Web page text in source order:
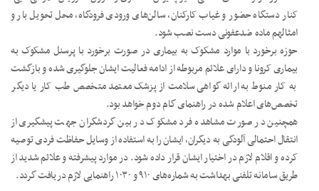
کنار دستگاه حضور و غیاب کارکنان، سالن‌های ورودی فرودگاه، محل تحویل بار و
امثالهم ماده ضدعفونی دست نصب شود.
حوزه برخورد با موارد مشکوک به بیماری در صورت برخورد با پرسنل مشکوک به
بیماری کرونا و دارای علائم مربوطه از ادامه فعالیت ایشان جلوگیری شده و بازگشت
به کار منوط به ارائه گواهی سلامت از پزشک معتمد متخصص طب کار یا دیگر
تخصص‌های اعلام شده در راهنمای گام دوم خواهد بود.
همچنین در صورت مشاهده فرد مشکوک در بین گردشگران جهت پیشگیری از
انتقال احتمالی آلودگی به دیگران، ایشان را به استفاده از وسایل حفاظت فردی توصیه
کرده و اقلام لازم در اختیار ایشان قرار داده شود. در موارد پیشرفته و علائم شدید از
طریق سامانه تلفنی بهداشت به شماره‌های ۹۱۰ و ۱۰۳۰ راهنمایی لازم دریافت گردد.